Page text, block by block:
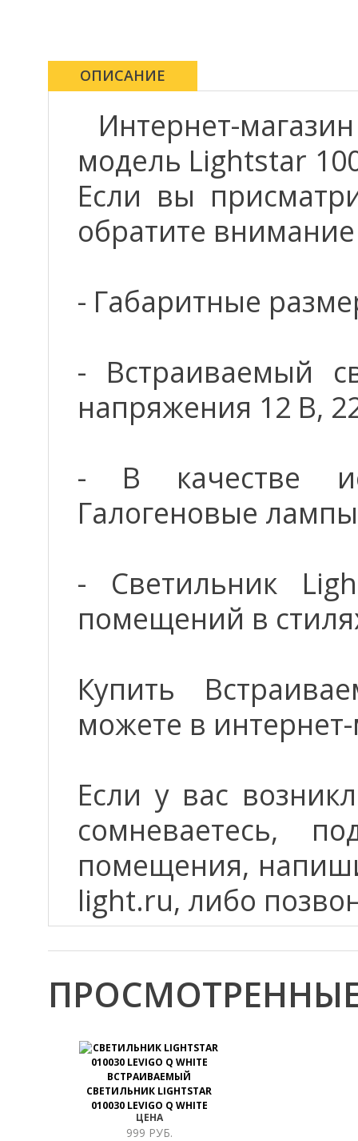
ОПИСАНИЕ
Интернет-
модель Lightstar
Если вы
обратите
- Габаритные
- Встраиваемый
напряжения 12 В,
- В качестве
Галогеновые
- Светильник
помещений в
Купить
можете в
Если у вас
сомневаетесь,
помещения,
light.ru, либо
ВСТРАИВАЕМЫЙ
СВЕТИЛЬНИК LIGHTSTAR
010030 LEVIGO Q WHITE
ЦЕНА
999 РУБ.